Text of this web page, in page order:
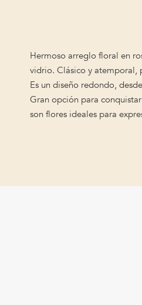
Hermoso arreglo floral en
vidrio. Clásico y atemporal,
Es un diseño redondo,
Gran opción para
son flores ideales para